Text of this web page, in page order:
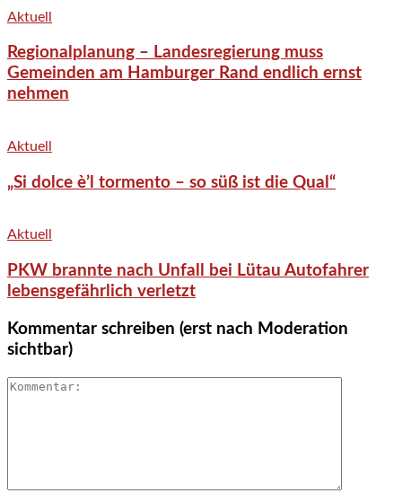
Aktuell
Regionalplanung – Landesregierung muss
Gemeinden am Hamburger Rand endlich ernst
nehmen
Aktuell
„Si dolce è’l tormento – so süß ist die Qual“
Aktuell
PKW brannte nach Unfall bei Lütau Autofahrer
lebensgefährlich verletzt
Kommentar schreiben (erst nach Moderation
sichtbar)